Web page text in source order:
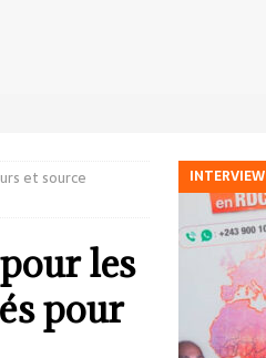
et source
les
pour
INTERVIEW